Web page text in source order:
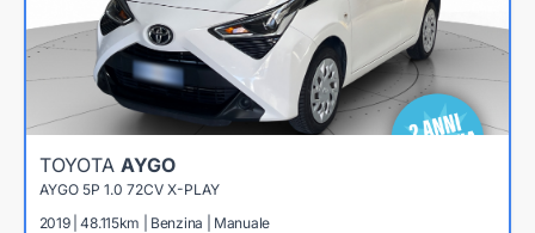
TOYOTA AYGO
AYGO 5P 1.0 72CV X-PLAY
2019 | 48.115km | Benzina | Manuale